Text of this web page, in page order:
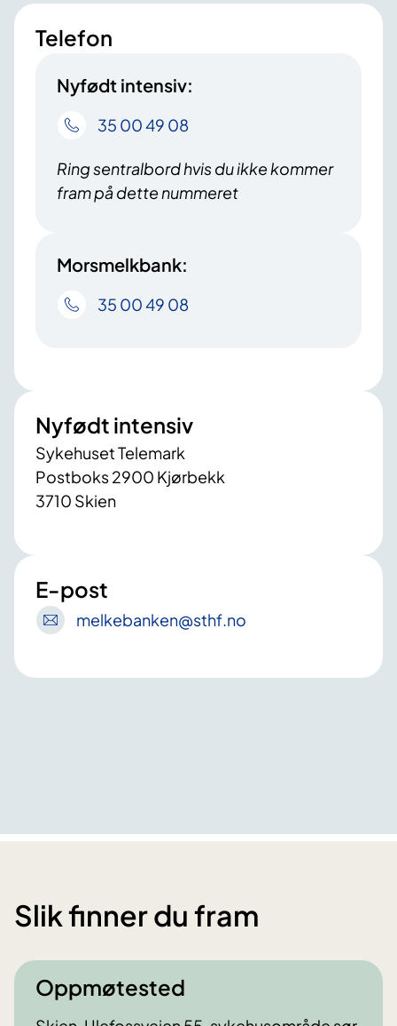
Telefon
Nyfødt intensiv:
35 00 49 08
Ring sentralbord hvis du ikke kommer
fram på dette nummeret
Morsmelkbank:
35 00 49 08
Nyfødt intensiv
Sykehuset Telemark
Postboks 2900 Kjørbekk
3710 Skien
E-post
melkebanken@sthf.no
Slik finner du fram
Oppmøtested